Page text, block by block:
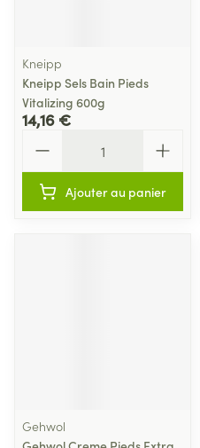
Kneipp
Kneipp Sels Bain Pieds
Vitalizing 600g
14,16 €
Ajouter au panier
Gehwol